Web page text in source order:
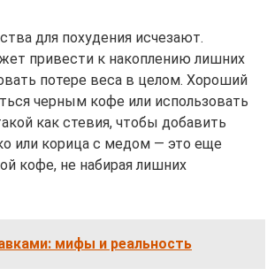
для похудения исчезают.
привести к накоплению лишних
потере веса в целом. Хороший
черным кофе или использовать
как стевия, чтобы добавить
или корица с медом — это еще
кофе, не набирая лишних
мифы и реальность